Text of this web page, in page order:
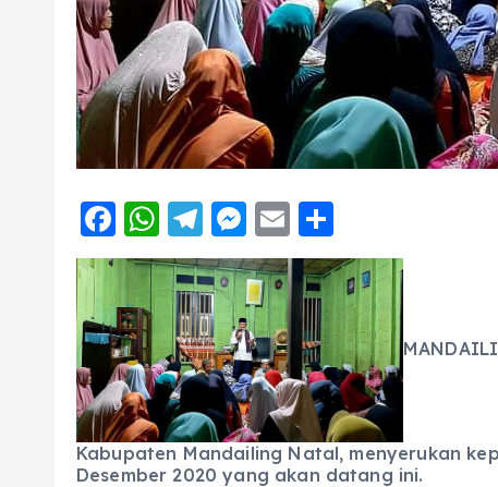
F
a
e
b
o
o
k
W
h
a
ts
A
p
p
T
el
e
g
r
a
m
M
e
ss
e
n
g
er
E
m
ai
l
h
a
re
Kabupaten Mandailing Natal, menyerukan
Desember 2020 yang akan datang ini.